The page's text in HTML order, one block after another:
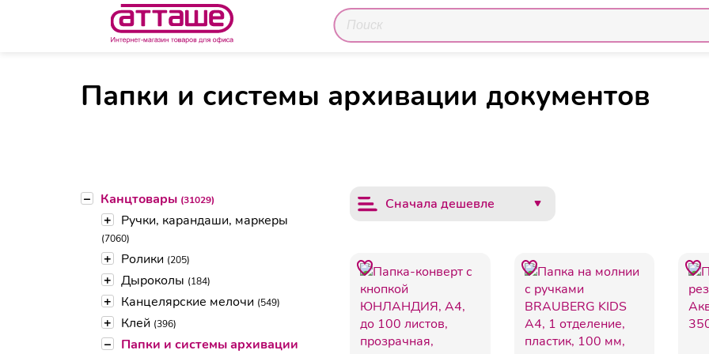
Главная Каталог товаров Папки и системы архивации документов
Папки и системы архивации документов
– Канцтовары (31029)
+ Ручки, карандаши, маркеры
(7060)
+ Ролики (205)
+ Дыроколы (184)
+ Канцелярские мелочи (549)
+ Клей (396)
–
Папки и системы архивации
Сначала дешевле